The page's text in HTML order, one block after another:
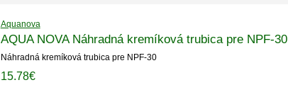
Aquanova
AQUA NOVA Náhradná kremíková trubica pre NPF-30
Náhradná kremíková trubica pre NPF-30
15.78€